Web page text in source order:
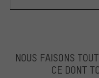
NOUS FAISONS
CE DONT